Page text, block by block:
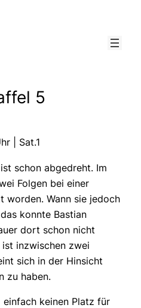
5
| Sat.1
schon abgedreht. Im
Folgen bei einer
worden. Wann sie jedoch
konnte Bastian
dort schon nicht
inzwischen zwei
sich in der Hinsicht
zu haben.
einfach keinen Platz für